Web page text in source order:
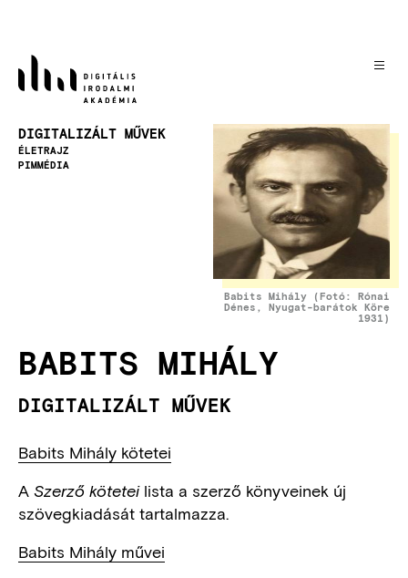
Kép
Babits Mihály (Fotó: Rónai
Dénes, Nyugat-barátok Köre
1931)
DIGITALIZÁLT MŰVEK
ÉLETRAJZ
PIMMÉDIA
BABITS MIHÁLY
DIGITALIZÁLT MŰVEK
Babits Mihály kötetei
A Szerző köteteilista a szerző könyveinek új
szövegkiadását tartalmazza.
Babits Mihály művei